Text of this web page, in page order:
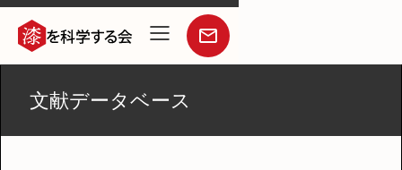
文献データベース